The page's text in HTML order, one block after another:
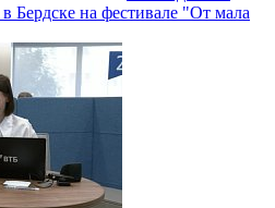
Бердске на фестивале "От мала